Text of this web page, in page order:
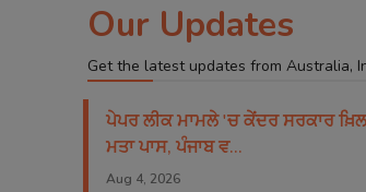
Our Updates
Get the latest updates from Australia,
ਪੇਪਰ ਲੀਕ ਮਾਮਲੇ 'ਚ ਕੇਂਦਰ ਸਰਕਾਰ
ਮਤਾ ਪਾਸ, ਪੰਜਾਬ ਵ...
Aug 4, 2026